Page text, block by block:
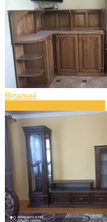
Вітальні